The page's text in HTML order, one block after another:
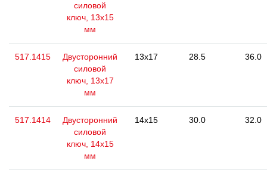
силовой
ключ, 13x15
мм
517.1415
Двусторонний
силовой
ключ, 13x17
мм
13x17 28.5 36.0
517.1414
Двусторонний
силовой
ключ, 14x15
мм
14x15 30.0 32.0